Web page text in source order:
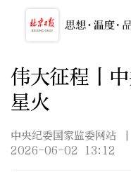
伟大征程丨
星火
中央纪委国家监委网站
2026-06-02 13:12